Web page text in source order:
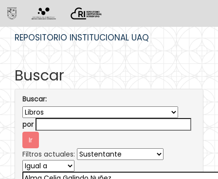
REPOSITORIO INSTITUCIONAL UAQ
Buscar
Buscar:
por
Filtros actuales: